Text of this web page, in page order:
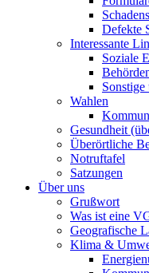
Defekte
Interessante
Soziale
Sonstige
Wahlen
Gesundheit
Überörtliche
Notruftafel
Satzungen
Über uns
Grußwort
Was ist eine
Geografische
Klima &